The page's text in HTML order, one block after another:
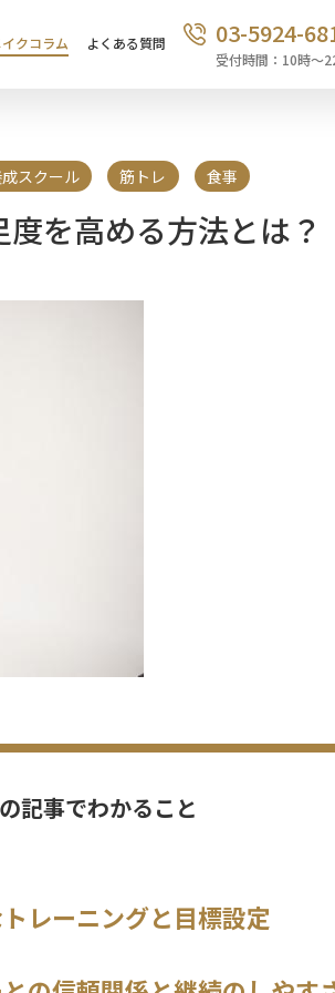
クコラム よくある質問 03-5924-
受付時間：10時〜
スクール 筋トレ 食事
を高める方法とは？
記事でわかること
レーニングと目標設定